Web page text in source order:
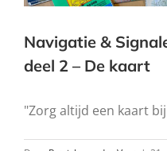
Navigatie &
deel 2 – De kaart
"Zorg altijd een kaart